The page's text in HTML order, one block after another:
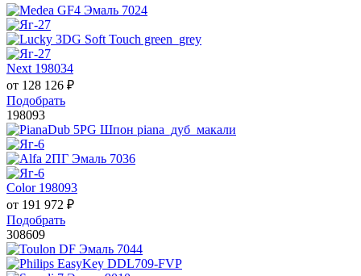
Next 198034
от 128 126 ₽
Подобрать
198093
Color 198093
от 191 972 ₽
Подобрать
308609